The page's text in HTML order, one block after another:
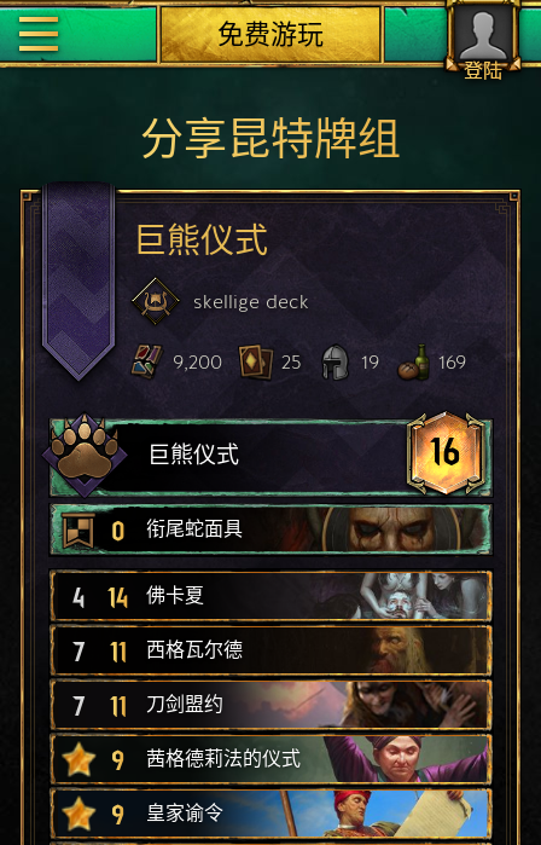
登陆
免费游玩
分享昆特牌组
巨熊仪式
skellige deck
9,200 25 19 169
巨熊仪式 16
0 衔尾蛇面具
4 14 佛卡夏
7 11 西格瓦尔德
7 11 刀剑盟约
9 茜格德莉法的仪式
9 皇家谕令